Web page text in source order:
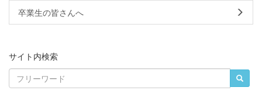
卒業生の皆さんへ
サイト内検索